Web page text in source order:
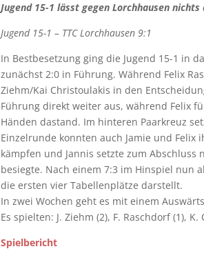
Jugend 15-1 lässt gegen Lorchhausen nichts
Jugend 15-1 – TTC Lorchhausen 9:1
In Bestbesetzung ging die Jugend 15-1 in
zunächst 2:0 in Führung. Während Felix
Ziehm/Kai Christoulakis in den
Führung direkt weiter aus, während Felix
Händen dastand. Im hinteren Paarkreuz
Einzelrunde konnten auch Jamie und
kämpfen und Jannis setzte zum
besiegte. Nach einem 7:3 im Hinspiel nun
die ersten vier Tabellenplätze darstellt.
In zwei Wochen geht es mit einem
Es spielten: J. Ziehm (2), F. Raschdorf (1),
Spielbericht